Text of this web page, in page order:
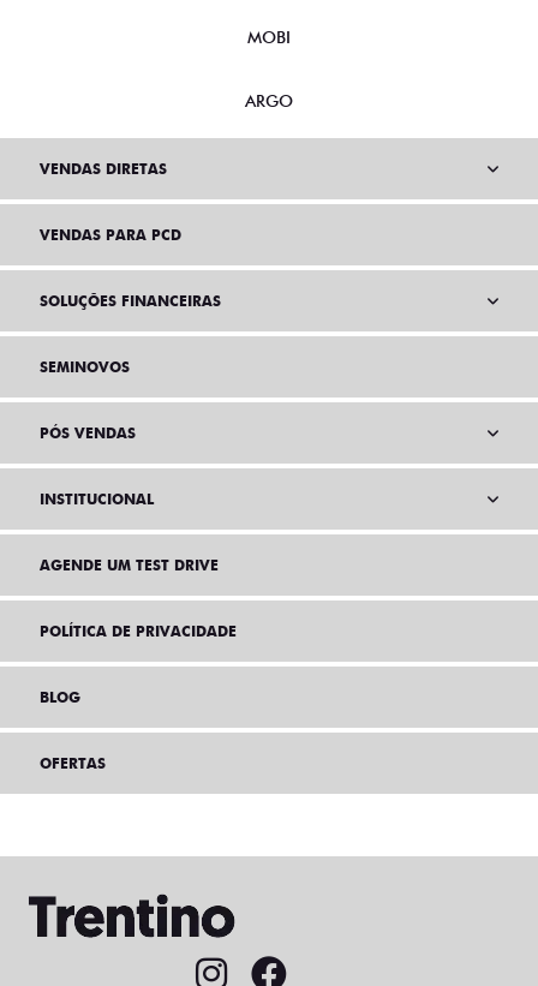
MOBI
ARGO
VENDAS DIRETAS
VENDAS PARA PCD
SOLUÇÕES FINANCEIRAS
SEMINOVOS
PÓS VENDAS
INSTITUCIONAL
AGENDE UM TEST DRIVE
POLÍTICA DE PRIVACIDADE
BLOG
OFERTAS